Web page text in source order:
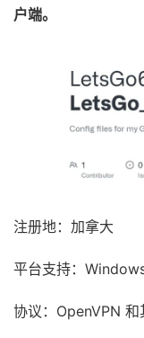
户端。
注册地：加拿大
平台支持：
协议：OpenVPN 和